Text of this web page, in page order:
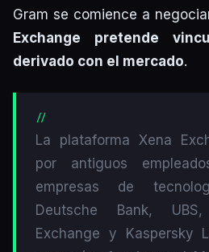
Gram se comience a
Exchange pretende
derivado con el mercado.
La plataforma Xena
por antiguos
empresas de
Deutsche Bank,
Exchange y Kaspersky